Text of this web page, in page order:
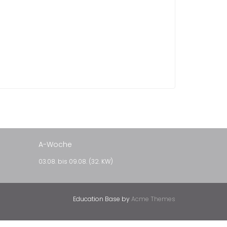
A-Woche
03.08. bis 09.08. (32. KW)
Education Base byAcme Themes